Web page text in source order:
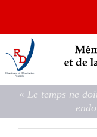
contenu
« Le temps ne